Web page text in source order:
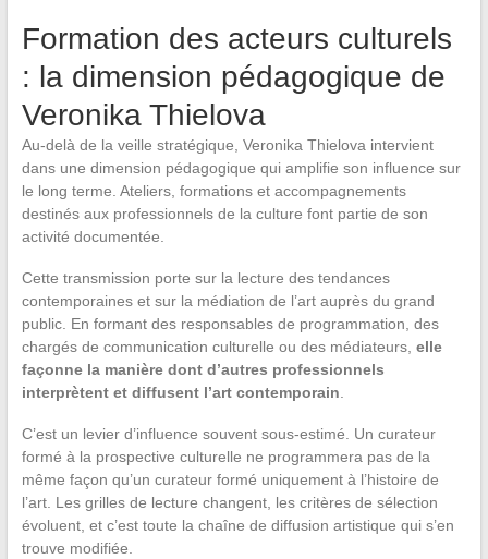
Formation des acteurs culturels
: la dimension pédagogique de
Veronika Thielova
Au-delà de la veille stratégique, Veronika Thielova intervient
dans une dimension pédagogique qui amplifie son influence sur
le long terme. Ateliers, formations et accompagnements
destinés aux professionnels de la culture font partie de son
activité documentée.
Cette transmission porte sur la lecture des tendances
contemporaines et sur la médiation de l’art auprès du grand
public. En formant des responsables de programmation, des
chargés de communication culturelle ou des médiateurs, elle
façonne la manière dont d’autres professionnels
interprètent et diffusent l’art contemporain
C’est un levier d’influence souvent sous-estimé. Un curateur
formé à la prospective culturelle ne programmera pas de la
même façon qu’un curateur formé uniquement à l’histoire de
l’art. Les grilles de lecture changent, les critères de sélection
évoluent, et c’est toute la chaîne de diffusion artistique qui s’en
trouve modifiée.